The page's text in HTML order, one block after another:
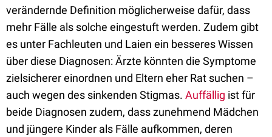
verändernde Definition möglicherweise dafür, dass
mehr Fälle als solche eingestuft werden. Zudem gibt
es unter Fachleuten und Laien ein besseres Wissen
über diese Diagnosen: Ärzte könnten die Symptome
zielsicherer einordnen und Eltern eher Rat suchen –
auch wegen des sinkenden Stigmas. Auffällig ist für
beide Diagnosen zudem, dass zunehmend Mädchen
und jüngere Kinder als Fälle aufkommen, deren